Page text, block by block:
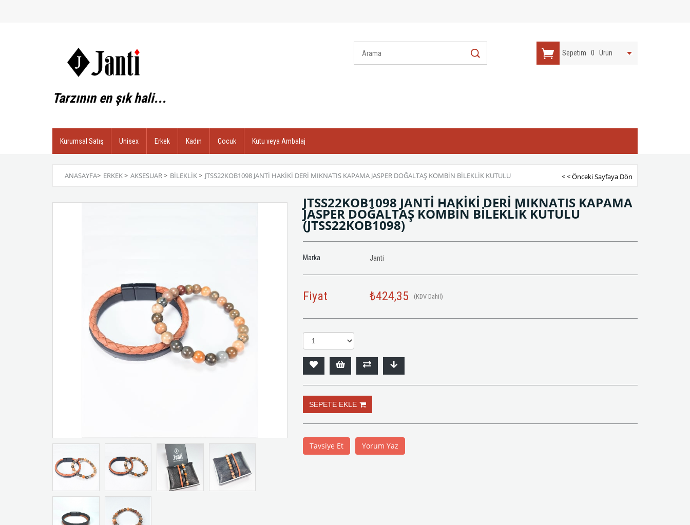
Tarzının en şık hali...
Sepetim 0 Ürün
Kurumsal Satış Unisex Erkek Kadın Çocuk Kutu veya Ambalaj
ANASAYFA> ERKEK> AKSESUAR> BILEKLIK> JTSS22KOB1098 JANTİ HAKİKİ DERİ MIKNATIS KAPAMA JASPER DOĞALTAŞ KOMBİN BİLEKLİK KUTULU < < Önceki Sayfaya Dön
JTSS22KOB1098 JANTİ HAKİKİ DERİ MIKNATIS KAPAMA
JASPER DOĞALTAŞ KOMBİN BİLEKLİK KUTULU
(JTSS22KOB1098)
Marka Janti
Fiyat ₺424,35 (KDV Dahil)
Tavsiye Et Yorum Yaz